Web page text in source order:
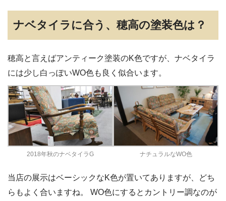
ナベタイラに合う、穂高の塗装色は？
穂高と言えばアンティーク塗装のK色ですが、ナベタイラ
には少し白っぽいWO色も良く似合います。
2018年秋のナベタイラG ナチュラルなWO色
当店の展示はベーシックなK色が置いてありますが、どち
らもよく合いますね。 WO色にするとカントリー調なのが